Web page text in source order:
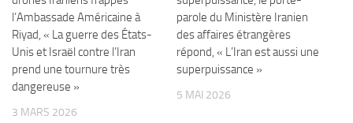
l’Ambassade Américaine à
Riyad, « La guerre des États-
Unis et Israël contre l’Iran
prend une tournure très
dangereuse »
3 MARS 2026
parole du Ministère Iranien
des affaires étrangères
répond, « L’Iran est aussi une
superpuissance »
5 MAI 2026